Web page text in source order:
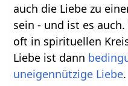
auch die Liebe zu
sein - und ist es
oft in spirituellen
Liebe ist dann
uneigennützige Liebe.